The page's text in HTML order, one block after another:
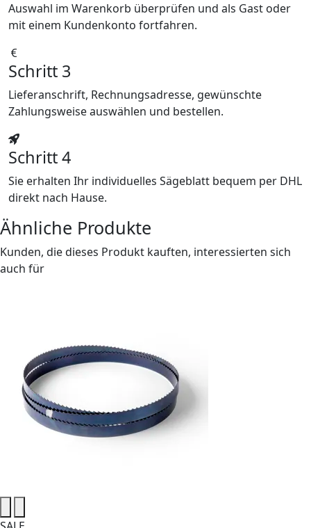
Auswahl im Warenkorb überprüfen und als Gast oder
mit einem Kundenkonto fortfahren.
Schritt 3
Lieferanschrift, Rechnungsadresse, gewünschte
Zahlungsweise auswählen und bestellen.
Schritt 4
Sie erhalten Ihr individuelles Sägeblatt bequem per DHL
direkt nach Hause.
Ähnliche Produkte
Kunden, die dieses Produkt kauften, interessierten sich
auch für